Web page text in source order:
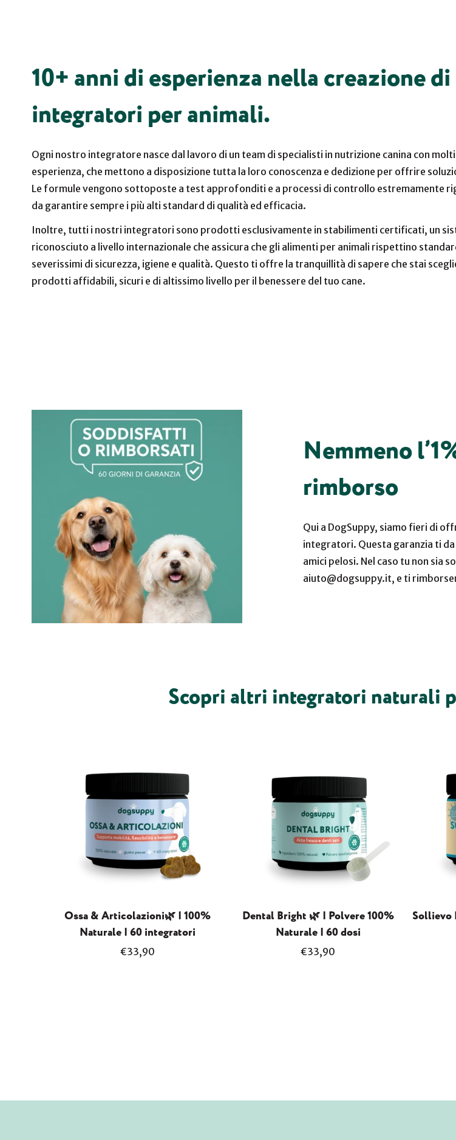
10+ anni di esperienza nella creazione di
integratori per animali.
Ogni nostro integratore nasce dal lavoro di un team di specialisti in nutrizione canina con molti
esperienza, che mettono a disposizione tutta la loro conoscenza e dedizione per offrire
Le formule vengono sottoposte a test approfonditi e a processi di controllo estremamente
da garantire sempre i più alti standard di qualità ed efficacia.
Inoltre, tutti i nostri integratori sono prodotti esclusivamente in stabilimenti certificati, un
riconosciuto a livello internazionale che assicura che gli alimenti per animali rispettino
severissimi di sicurezza, igiene e qualità. Questo ti offre la tranquillità di sapere che stai
prodotti affidabili, sicuri e di altissimo livello per il benessere del tuo cane.
Nemmeno
rimborso
Qui a DogSuppy, siamo fieri di
integratori. Questa garanzia ti
amici pelosi. Nel caso tu non sia
aiuto@dogsuppy.it, e ti
Scopri altri integratori naturali
Ossa & Articolazioni🌿 | 100%
Naturale | 60 integratori
Prezzo
€33,90
Dental Bright 🌿 | Polvere 100%
Naturale | 60 dosi
Prezzo
€33,90
Sollievo